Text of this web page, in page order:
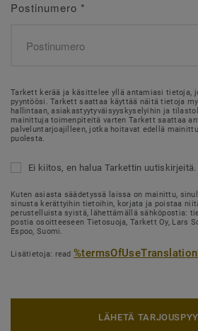
Postinumero *
Tarkett kerää ja käsittelee yllä antamiasi tietoja,
pyyntöösi. Tarkett saattaa käyttää näitä tietoja
hallintaan, asiakastyytyväisyyskyselyihin ja
mainittuja toimenpiteitä varten Tarkett saattaa
palveluntarjoajilleen, jotka hoitavat edellä
puolesta.
Ei kiitos, en halua Tarkettin uutiskirjeitä.
Kuten asiasta säädetyssä laissa on mainittu,
sinusta kerättyihin tietoihin, korjata ja poistaa
perustelluista syistä, lähettämällä sähköpostia:
postia osoitteeseen Tietosuoja, Tarkett Oy, Lars
Espoo, Suomi.
Lisätietoja: read
LÄHETÄ